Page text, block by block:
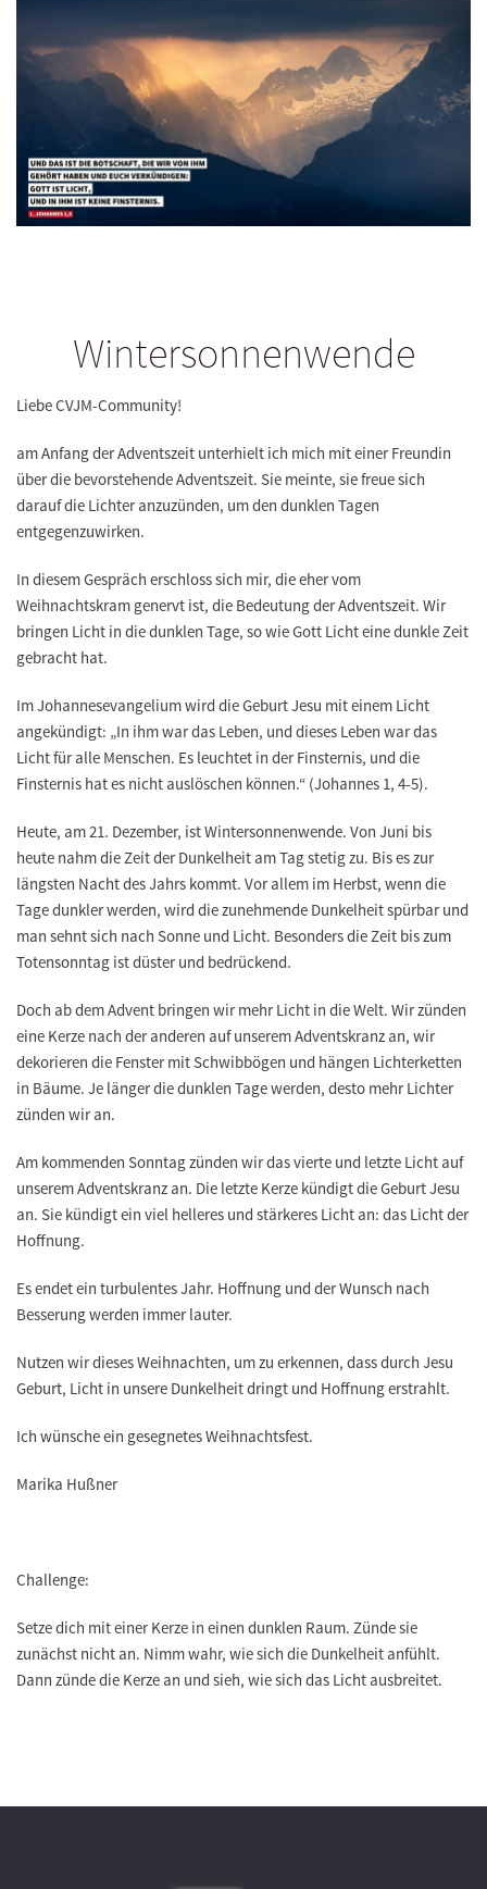
Wintersonnenwende
Liebe CVJM-Community!
am Anfang der Adventszeit unterhielt ich mich mit einer Freundin
über die bevorstehende Adventszeit. Sie meinte, sie freue sich
darauf die Lichter anzuzünden, um den dunklen Tagen
entgegenzuwirken.
In diesem Gespräch erschloss sich mir, die eher vom
Weihnachtskram genervt ist, die Bedeutung der Adventszeit. Wir
bringen Licht in die dunklen Tage, so wie Gott Licht eine dunkle Zeit
gebracht hat.
Im Johannesevangelium wird die Geburt Jesu mit einem Licht
angekündigt: „In ihm war das Leben, und dieses Leben war das
Licht für alle Menschen. Es leuchtet in der Finsternis, und die
Finsternis hat es nicht auslöschen können.“ (Johannes 1, 4-5).
Heute, am 21. Dezember, ist Wintersonnenwende. Von Juni bis
heute nahm die Zeit der Dunkelheit am Tag stetig zu. Bis es zur
längsten Nacht des Jahrs kommt. Vor allem im Herbst, wenn die
Tage dunkler werden, wird die zunehmende Dunkelheit spürbar und
man sehnt sich nach Sonne und Licht. Besonders die Zeit bis zum
Totensonntag ist düster und bedrückend.
Doch ab dem Advent bringen wir mehr Licht in die Welt. Wir zünden
eine Kerze nach der anderen auf unserem Adventskranz an, wir
dekorieren die Fenster mit Schwibbögen und hängen Lichterketten
in Bäume. Je länger die dunklen Tage werden, desto mehr Lichter
zünden wir an.
Am kommenden Sonntag zünden wir das vierte und letzte Licht auf
unserem Adventskranz an. Die letzte Kerze kündigt die Geburt Jesu
an. Sie kündigt ein viel helleres und stärkeres Licht an: das Licht der
Hoffnung.
Es endet ein turbulentes Jahr. Hoffnung und der Wunsch nach
Besserung werden immer lauter.
Nutzen wir dieses Weihnachten, um zu erkennen, dass durch Jesu
Geburt, Licht in unsere Dunkelheit dringt und Hoffnung erstrahlt.
Ich wünsche ein gesegnetes Weihnachtsfest.
Marika Hußner
Challenge:
Setze dich mit einer Kerze in einen dunklen Raum. Zünde sie
zunächst nicht an. Nimm wahr, wie sich die Dunkelheit anfühlt.
Dann zünde die Kerze an und sieh, wie sich das Licht ausbreitet.